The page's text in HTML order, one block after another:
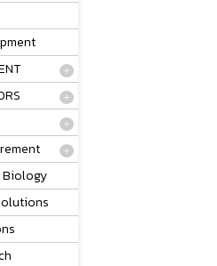
Biology